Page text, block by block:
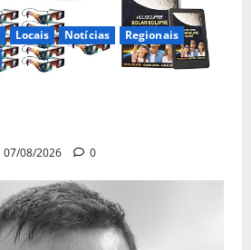
Locais Notícias
Regionais
07/08/2026 0